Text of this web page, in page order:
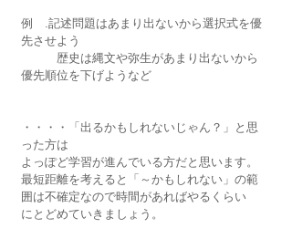
例　.記述問題はあまり出ないから選択式を優
先させよう
歴史は縄文や弥生があまり出ないから
優先順位を下げようなど
・・・・「出るかもしれないじゃん？」と思
った方は
よっぽど学習が進んでいる方だと思います。
最短距離を考えると「～かもしれない」の範
囲は不確定なので時間があればやるくらい
にとどめていきましょう。